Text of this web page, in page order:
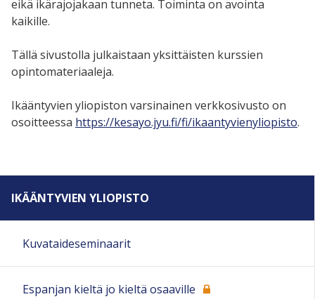
eikä ikärajojakaan tunneta. Toiminta on avointa
kaikille.
Tällä sivustolla julkaistaan yksittäisten kurssien
opintomateriaaleja.
Ikääntyvien yliopiston varsinainen verkkosivusto on
osoitteessa https://kesayo.jyu.fi/fi/ikaantyvienyliopisto.
IKÄÄNTYVIEN YLIOPISTO
Kuvataideseminaarit
Espanjan kieltä jo kieltä osaaville